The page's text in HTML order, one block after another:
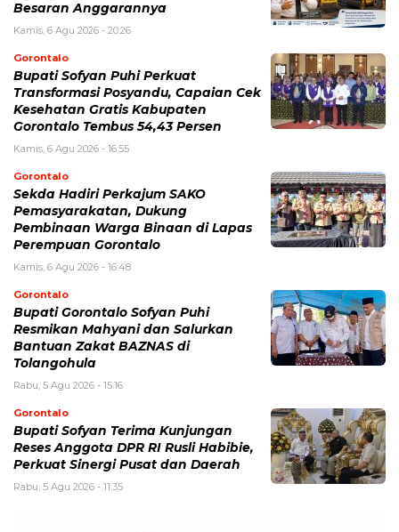
Besaran Anggarannya
Kamis, 6 Agu 2026 - 20:26
Gorontalo
Bupati Sofyan Puhi Perkuat
Transformasi Posyandu, Capaian Cek
Kesehatan Gratis Kabupaten
Gorontalo Tembus 54,43 Persen
Kamis, 6 Agu 2026 - 16:55
Gorontalo
Sekda Hadiri Perkajum SAKO
Pemasyarakatan, Dukung
Pembinaan Warga Binaan di Lapas
Perempuan Gorontalo
Kamis, 6 Agu 2026 - 16:48
Gorontalo
Bupati Gorontalo Sofyan Puhi
Resmikan Mahyani dan Salurkan
Bantuan Zakat BAZNAS di
Tolangohula
Rabu, 5 Agu 2026 - 15:16
Gorontalo
Bupati Sofyan Terima Kunjungan
Reses Anggota DPR RI Rusli Habibie,
Perkuat Sinergi Pusat dan Daerah
Rabu, 5 Agu 2026 - 11:35